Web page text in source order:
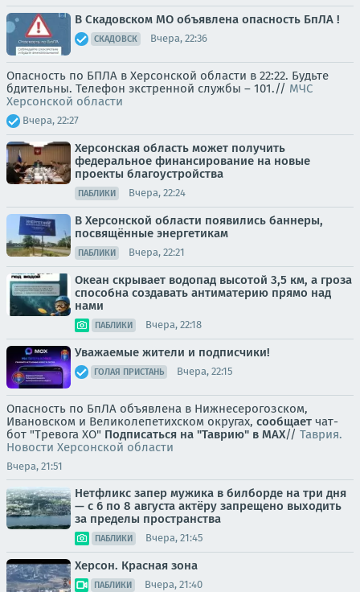
В Скадовском МО объявлена опасность БпЛА !
СКАДОВСК Вчера, 22:36
Опасность по БПЛА в Херсонской области в 22:22. Будьте
бдительны. Телефон экстренной службы – 101.// МЧС
Херсонской области
Вчера, 22:27
Херсонская область может получить
федеральное финансирование на новые
проекты благоустройства
ПАБЛИКИ Вчера, 22:24
В Херсонской области появились баннеры,
посвящённые энергетикам
ПАБЛИКИ Вчера, 22:21
Океан скрывает водопад высотой 3,5 км, а гроза
способна создавать антиматерию прямо над
нами
ПАБЛИКИ Вчера, 22:18
Уважаемые жители и подписчики!
ГОЛАЯ ПРИСТАНЬ Вчера, 22:15
Опасность по БпЛА объявлена в Нижнесерогозском,
Ивановском и Великолепетихском округах, сообщает чат-
бот "Тревога ХО" Подписаться на "Таврию" в MAX// Таврия.
Новости Херсонской области
Вчера, 21:51
Нетфликс запер мужика в билборде на три дня
— с 6 по 8 августа актёру запрещено выходить
за пределы пространства
ПАБЛИКИ Вчера, 21:45
Херсон. Красная зона
ПАБЛИКИ Вчера, 21:40